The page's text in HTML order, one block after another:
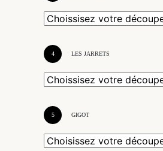
4 LES JARRETS
5 GIGOT